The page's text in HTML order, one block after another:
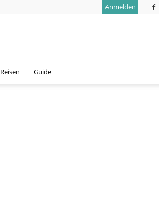
Anmelden
Reisen Guide